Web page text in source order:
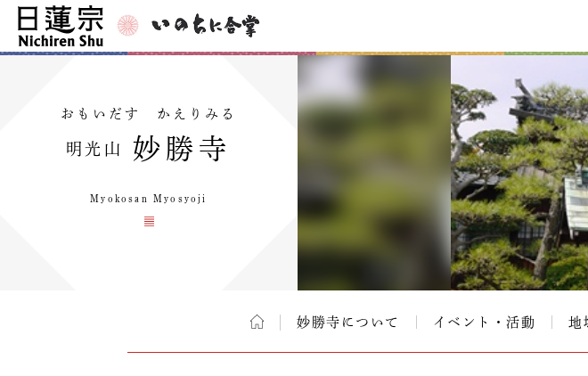
おもいだす かえりみる
明光山 妙勝寺
Myokosan Myosyoji
妙勝寺について イベント・活動 地